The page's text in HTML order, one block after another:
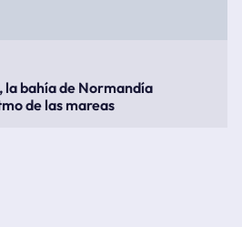
bahía de Normandía
de las mareas